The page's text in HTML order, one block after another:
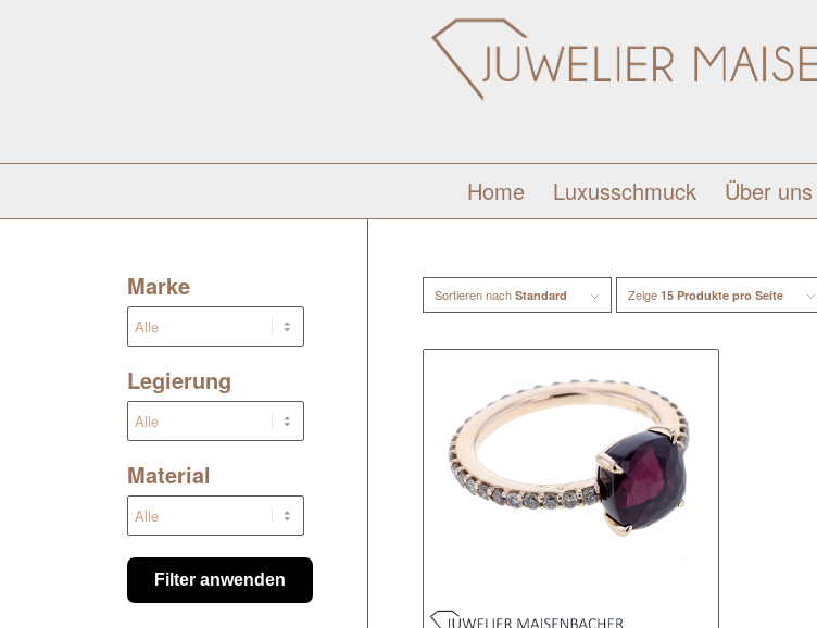
Home Luxusschmuck Über uns
Sortieren nachStandard Zeige15 Produkte pro Seite
Marke
Legierung
Material
Filter anwenden